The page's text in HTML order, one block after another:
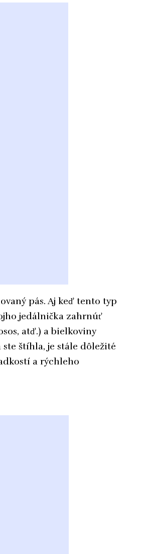
pás. Aj keď tento typ
jedálnička zahrnúť
atď.) a bielkoviny
štíhla, je stále dôležité
a rýchleho